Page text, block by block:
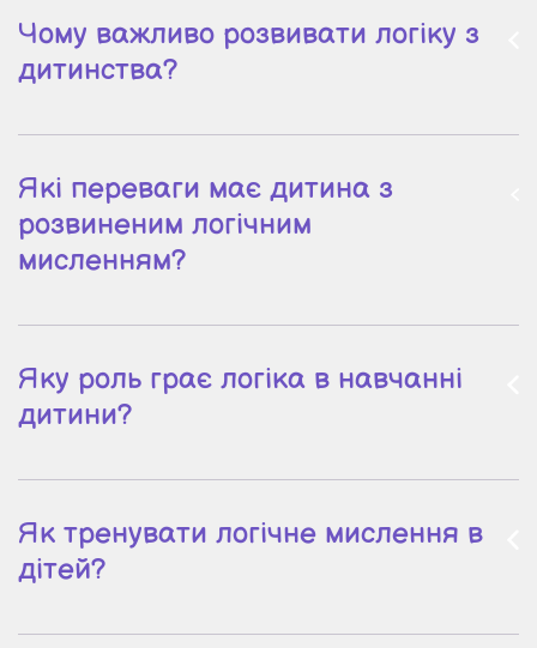
Чому важливо розвивати логіку з
дитинства?
Які переваги має дитина з
розвиненим логічним
мисленням?
Яку роль грає логіка в навчанні
дитини?
Як тренувати логічне мислення в
дітей?